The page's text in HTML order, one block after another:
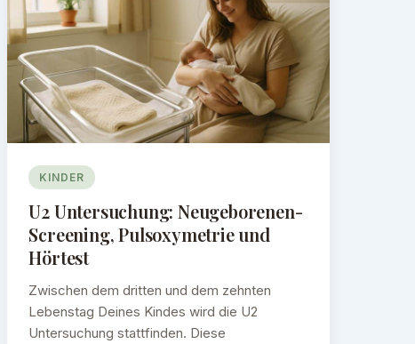
KINDER
U2 Untersuchung: Neugeborenen-
Screening, Pulsoxymetrie und
Hörtest
Zwischen dem dritten und dem zehnten
Lebenstag Deines Kindes wird die U2
Untersuchung stattfinden. Diese